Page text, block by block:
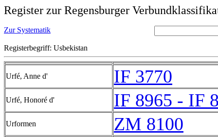
Register zur Regensburger
Zur Systematik
Registerbegriff: Usbekistan
Urfé, Anne d' IF 3770
Urfé, Honoré d' IF 8965 - IF
Urformen ZM 8100